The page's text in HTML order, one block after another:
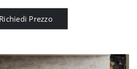
Richiedi Prezzo